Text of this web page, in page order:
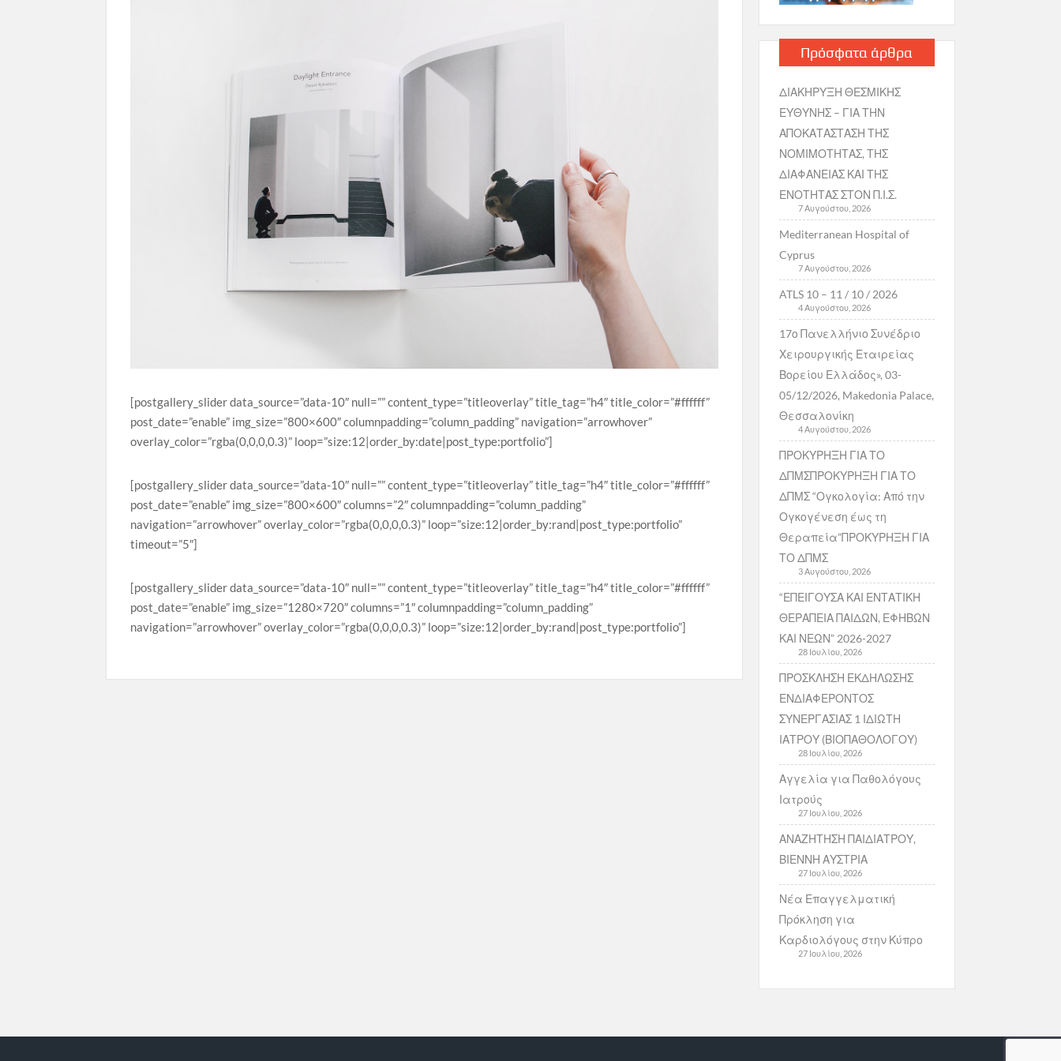
[postgallery_slider data_source=”data-10″ null=”” content_type=”titleoverlay” title_tag=”h4″ title_color=”#ffffff”
post_date=”enable” img_size=”800×600″ columnpadding=”column_padding” navigation=”arrowhover”
overlay_color=”rgba(0,0,0,0.3)” loop=”size:12|order_by:date|post_type:portfolio”]
[postgallery_slider data_source=”data-10″ null=”” content_type=”titleoverlay” title_tag=”h4″ title_color=”#ffffff”
post_date=”enable” img_size=”800×600″ columns=”2″ columnpadding=”column_padding”
navigation=”arrowhover” overlay_color=”rgba(0,0,0,0.3)” loop=”size:12|order_by:rand|post_type:portfolio”
timeout=”5″]
[postgallery_slider data_source=”data-10″ null=”” content_type=”titleoverlay” title_tag=”h4″ title_color=”#ffffff”
post_date=”enable” img_size=”1280×720″ columns=”1″ columnpadding=”column_padding”
navigation=”arrowhover” overlay_color=”rgba(0,0,0,0.3)” loop=”size:12|order_by:rand|post_type:portfolio”]
Πρόσφατα άρθρα
ΔΙΑΚΗΡΥΞΗ ΘΕΣΜΙΚΗΣ
ΕΥΘΥΝΗΣ – ΓΙΑ ΤΗΝ
ΑΠΟΚΑΤΑΣΤΑΣΗ ΤΗΣ
ΝΟΜΙΜΟΤΗΤΑΣ, ΤΗΣ
ΔΙΑΦΑΝΕΙΑΣ ΚΑΙ ΤΗΣ
ΕΝΟΤΗΤΑΣ ΣΤΟΝ Π.Ι.Σ.
7 Αυγούστου, 2026
Mediterranean Hospital of
Cyprus
7 Αυγούστου, 2026
ATLS 10 – 11 / 10 / 2026
4 Αυγούστου, 2026
17ο Πανελλήνιο Συνέδριο
Χειρουργικής Εταιρείας
Βορείου Ελλάδος», 03-
05/12/2026, Makedonia Palace,
Θεσσαλονίκη
4 Αυγούστου, 2026
ΠΡΟΚΥΡΗΞΗ ΓΙΑ ΤΟ
ΔΠΜΣΠΡΟΚΥΡΗΞΗ ΓΙΑ ΤΟ
ΔΠΜΣ “Ογκολογία: Από την
Ογκογένεση έως τη
Θεραπεία”ΠΡΟΚΥΡΗΞΗ ΓΙΑ
ΤΟ ΔΠΜΣ
3 Αυγούστου, 2026
“ΕΠΕΙΓΟΥΣΑ ΚΑΙ ΕΝΤΑΤΙΚΗ
ΘΕΡΑΠΕΙΑ ΠΑΙΔΩΝ, ΕΦΗΒΩΝ
ΚΑΙ ΝΕΩΝ” 2026-2027
28 Ιουλίου, 2026
ΠΡΟΣΚΛΗΣΗ ΕΚΔΗΛΩΣΗΣ
ΕΝΔΙΑΦΕΡΟΝΤΟΣ
ΣΥΝΕΡΓΑΣΙΑΣ 1 ΙΔΙΩΤΗ
ΙΑΤΡΟΥ (ΒΙΟΠΑΘΟΛΟΓΟΥ)
28 Ιουλίου, 2026
Αγγελία για Παθολόγους
Ιατρούς
27 Ιουλίου, 2026
ΑΝΑΖΗΤΗΣΗ ΠΑΙΔΙΑΤΡΟΥ,
ΒΙΕΝΝΗ ΑΥΣΤΡΙΑ
27 Ιουλίου, 2026
Νέα Επαγγελματική
Πρόκληση για
Καρδιολόγους στην Κύπρο
27 Ιουλίου, 2026